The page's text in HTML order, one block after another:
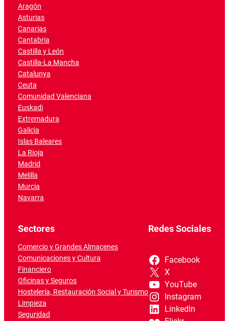
Aragón
Asturias
Canarias
Cantabria
Castilla y León
Castilla-La Mancha
Catalunya
Ceuta
Comunidad Valenciana
Euskadi
Extremadura
Galicia
Islas Baleares
La Rioja
Madrid
Melilla
Murcia
Navarra
Sectores
Comercio y Grandes Almacenes
Comunicaciones y Cultura
Financiero
Oficinas y Seguros
Hostelería, Restauración Social y Turismo
Limpieza
Seguridad
Redes Sociales
Facebook
X
YouTube
Instagram
LinkedIn